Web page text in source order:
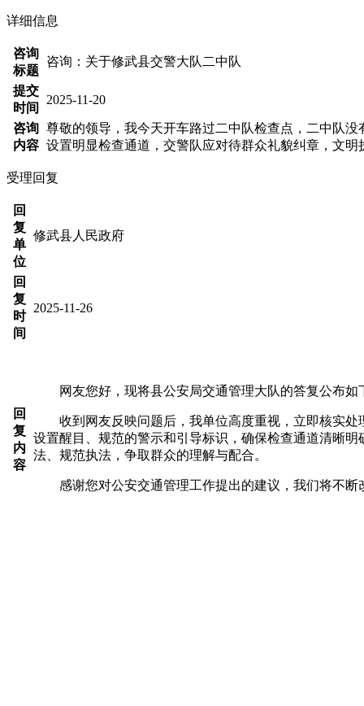
详细信息
咨询
标题
咨询：关于修武县交警大队二中队
提交
时间
2025-11-20
咨询
内容
尊敬的领导，我今天开车路过二中队检查点，二中队
设置明显检查通道，交警队应对待群众礼貌纠章，文明
受理回复
回
复
单
位
修武县人民政府
回
复
时
间
2025-11-26
回
复
内
容
网友您好，现将县公安局交通管理大队的答复公布如
收到网友反映问题后，我单位高度重视，立即核实处
设置醒目、规范的警示和引导标识，确保检查通道清晰
法、规范执法，争取群众的理解与配合。
感谢您对公安交通管理工作提出的建议，我们将不断